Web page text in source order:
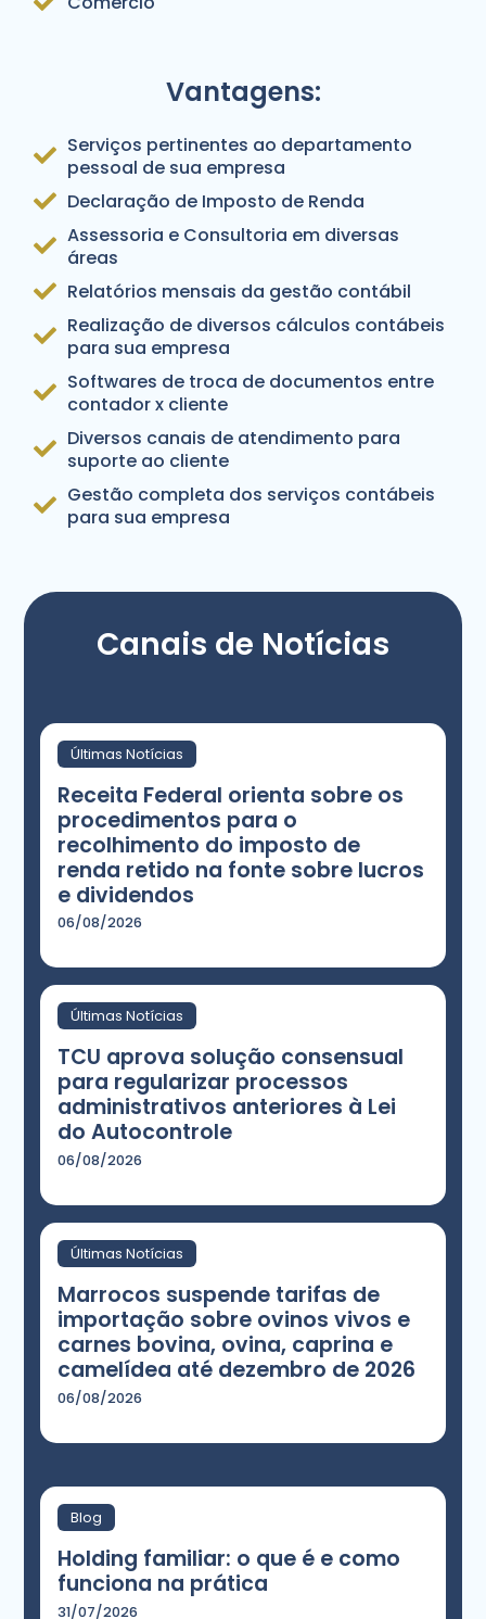
Vantagens:
Serviços pertinentes ao departamento
pessoal de sua empresa
Declaração de Imposto de Renda
Assessoria e Consultoria em diversas
áreas
Relatórios mensais da gestão contábil
Realização de diversos cálculos contábeis
para sua empresa
Softwares de troca de documentos entre
contador x cliente
Diversos canais de atendimento para
suporte ao cliente
Gestão completa dos serviços contábeis
para sua empresa
Canais de Notícias
Últimas Notícias
Receita Federal orienta sobre os
procedimentos para o
recolhimento do imposto de
renda retido na fonte sobre lucros
e dividendos
06/08/2026
Últimas Notícias
TCU aprova solução consensual
para regularizar processos
administrativos anteriores à Lei
do Autocontrole
06/08/2026
Últimas Notícias
Marrocos suspende tarifas de
importação sobre ovinos vivos e
carnes bovina, ovina, caprina e
camelídea até dezembro de 2026
06/08/2026
Blog